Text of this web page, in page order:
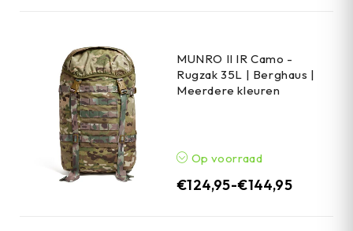
MUNRO II IR Camo -
Rugzak 35L | Berghaus |
Meerdere kleuren
Op voorraad
€124,95-€144,95